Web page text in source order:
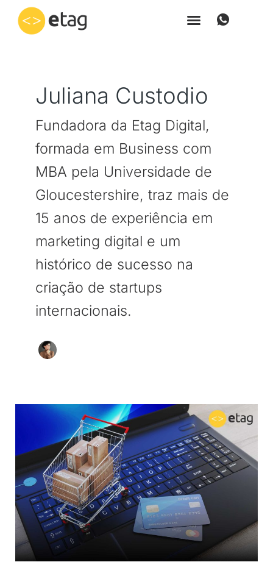
para
Juliana Custodio
Fundadora da Etag Digital,
formada em Business com
MBA pela Universidade de
Gloucestershire, traz mais de
15 anos de experiência em
marketing digital e um
histórico de sucesso na
criação de startups
internacionais.
Carrinho
abandonado:
como
montar
uma
automação
que
aumenta
a
Paginação